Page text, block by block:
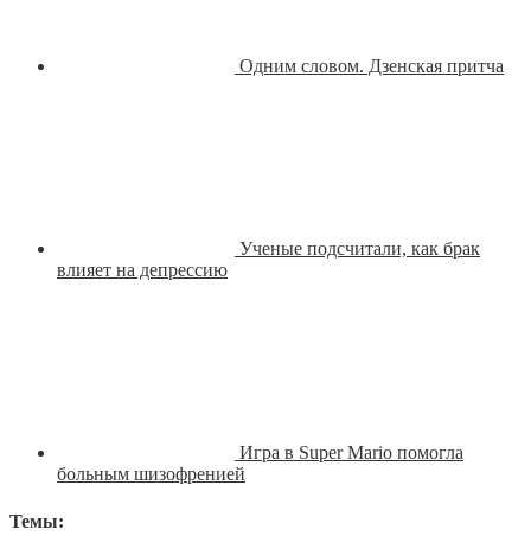
Одним словом. Дзенская притча
Ученые подсчитали, как брак
влияет на депрессию
Игра в Super Mario помогла
больным шизофренией
Темы: